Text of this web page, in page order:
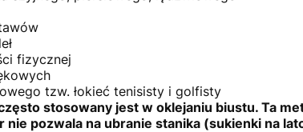
fizycznej
tzw. łokieć tenisisty i golfisty
stosowany jest w oklejaniu biustu. Ta
nie pozwala na ubranie stanika (sukienki na